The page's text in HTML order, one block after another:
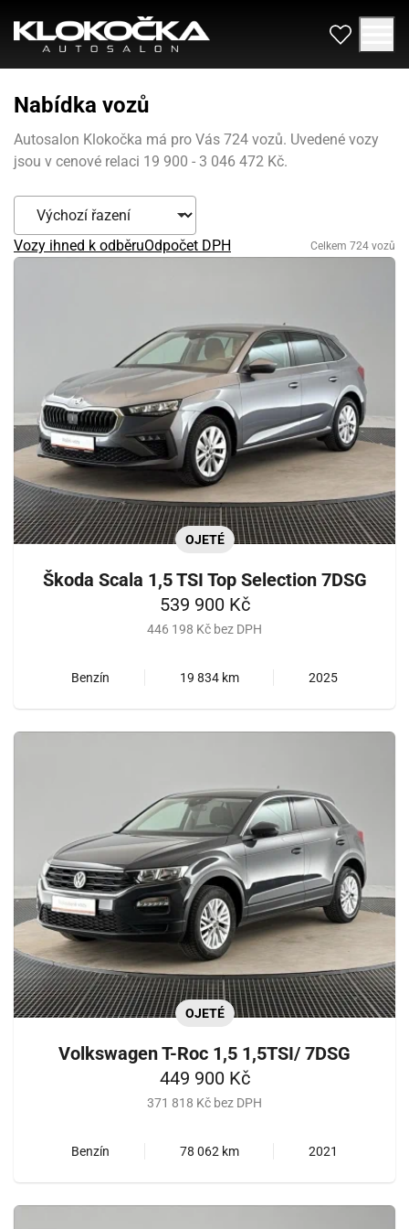
Nabídka vozů
Autosalon Klokočka má pro Vás 724 vozů. Uvedené vozy
jsou v cenové relaci 19 900 - 3 046 472 Kč.
Vozy ihned k odběruOdpočet DPH Celkem 724 vozů
OJETÉ
Škoda Scala 1,5 TSI Top Selection 7DSG
539 900 Kč
446 198 Kč bez DPH
Benzín 19 834 km 2025
OJETÉ
Volkswagen T-Roc 1,5 1,5TSI/ 7DSG
449 900 Kč
371 818 Kč bez DPH
Benzín 78 062 km 2021